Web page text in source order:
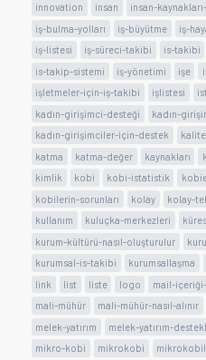
innovation
insan insan-
iş-bulma-yolları
iş-büyütme
iş-
iş-listesi
iş-süreci-takibi is-takibi
is-takip-sistemi
iş-yönetimi işe
işletmeler-için-iş-takibi
işlistesi
kadın-girişimci-desteği
kadın-
kadın-girişimciler-için-destek
kalite
katma
katma-değer kaynakları
kimlik
kobi kobi-istatistik
kobilerin-sorunları
kolay kolay-
kullanım
kuluçka-merkezleri
kurum-kültürü-nasıl-oluşturulur
kurumsal-is-takibi
kurumsallaşma
link
list liste logo mail-
mali-mühür
mali-mühür-nasıl-alınır
melek-yatırım
melek-yatırım-
mikro-kobi
mikrokobi